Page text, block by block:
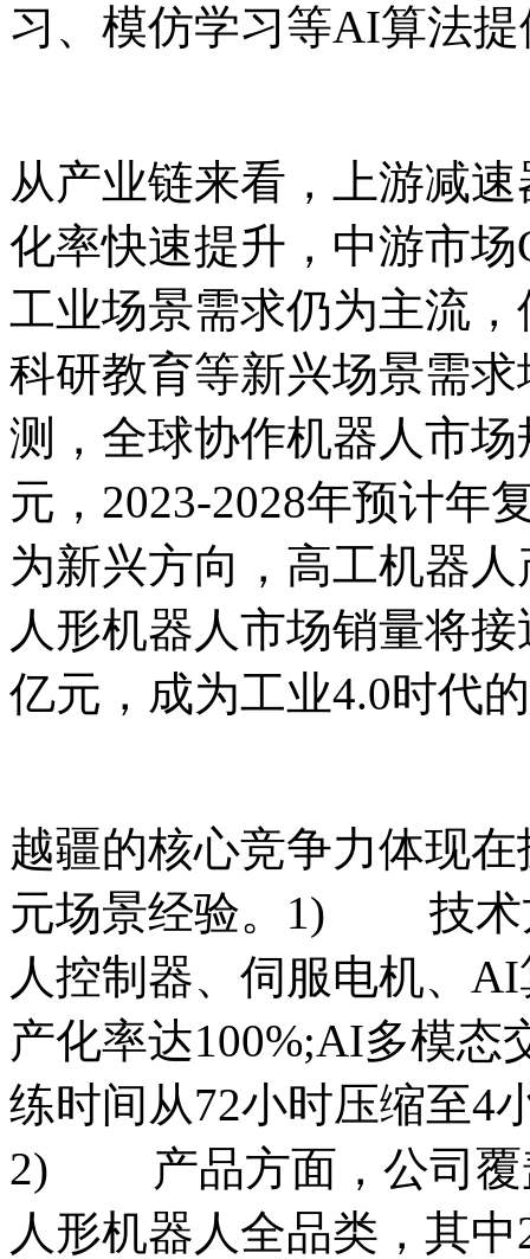
习、模仿学习等AI算法
从产业链来看，上游减
化率快速提升，中游市
工业场景需求仍为主流
科研教育等新兴场景需
测，全球协作机器人市
元，2023-2028年预计年
为新兴方向，高工机器
人形机器人市场销量将
亿元，成为工业4.0时代
越疆的核心竞争力体现
元场景经验。1) 技术
人控制器、伺服电机、
产化率达100%;AI多模态
练时间从72小时压缩至4
2) 产品方面，公司覆
人形机器人全品类，其